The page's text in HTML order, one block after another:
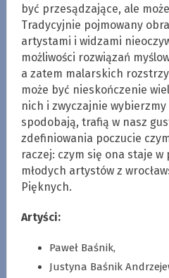
być przesądzające, ale
Tradycyjnie pojmowany
artystami i widzami
możliwości rozwiązań
a zatem malarskich
może być nieskończenie
nich i zwyczajnie
spodobają, trafią w nasz
zdefiniowania poczucie
raczej: czym się ona staje
młodych artystów z
Pięknych.
Artyści:
Paweł Baśnik,
Justyna Baśnik